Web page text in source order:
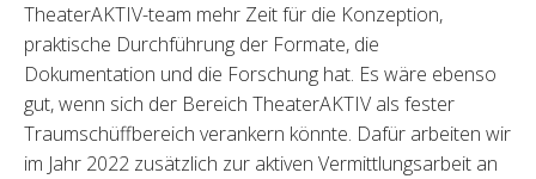
TheaterAKTIV-team mehr Zeit für die Konzeption,
praktische Durchführung der Formate, die
Dokumentation und die Forschung hat. Es wäre ebenso
gut, wenn sich der Bereich TheaterAKTIV als fester
Traumschüffbereich verankern könnte. Dafür arbeiten wir
im Jahr 2022 zusätzlich zur aktiven Vermittlungsarbeit an